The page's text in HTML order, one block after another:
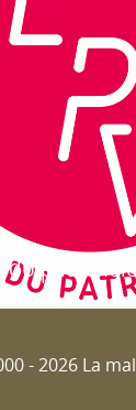
du
- 2026 La